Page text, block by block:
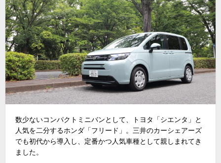
数少ないコンパクトミニバンとして、トヨタ「シエンタ」と
人気を二分するホンダ「フリード」。三井のカーシェアーズ
でも初代から導入し、定番かつ人気車種として親しまれてき
ました。